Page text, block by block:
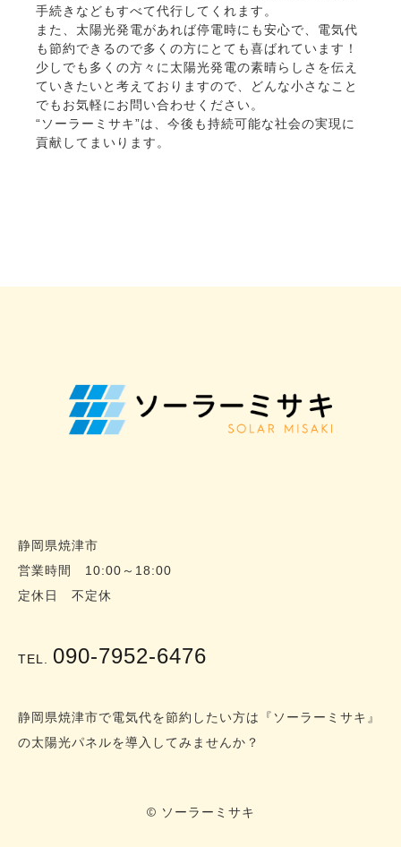
手続きなどもすべて代行してくれます。
また、太陽光発電があれば停電時にも安心で、電気代
も節約できるので多くの方にとても喜ばれています！
少しでも多くの方々に太陽光発電の素晴らしさを伝え
ていきたいと考えておりますので、どんな小さなこと
でもお気軽にお問い合わせください。
“ソーラーミサキ”は、今後も持続可能な社会の実現に
貢献してまいります。
静岡県焼津市
営業時間 10:00～18:00
定休日 不定休
TEL. 090-7952-6476
静岡県焼津市で電気代を節約したい方は『ソーラーミサキ』
の太陽光パネルを導入してみませんか？
© ソーラーミサキ